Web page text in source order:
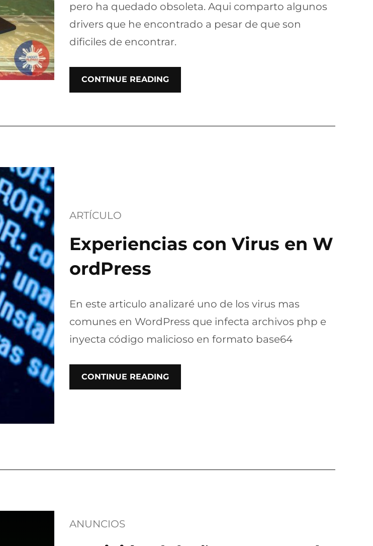
pero ha quedado obsoleta. Aqui comparto algunos
drivers que he encontrado a pesar de que son
dificiles de encontrar.
CONTINUE READING
ARTÍCULO
Experiencias con Virus en W
ordPress
En este articulo analizaré uno de los virus mas
comunes en WordPress que infecta archivos php e
inyecta código malicioso en formato base64
CONTINUE READING
ANUNCIOS